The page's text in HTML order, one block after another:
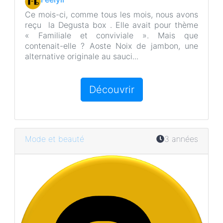
Ce mois-ci, comme tous les mois, nous avons
reçu la Degusta box . Elle avait pour thème
« Familiale et conviviale ». Mais que
contenait-elle ? Aoste Noix de jambon, une
alternative originale au sauci...
Découvrir
Mode et beauté 3 années